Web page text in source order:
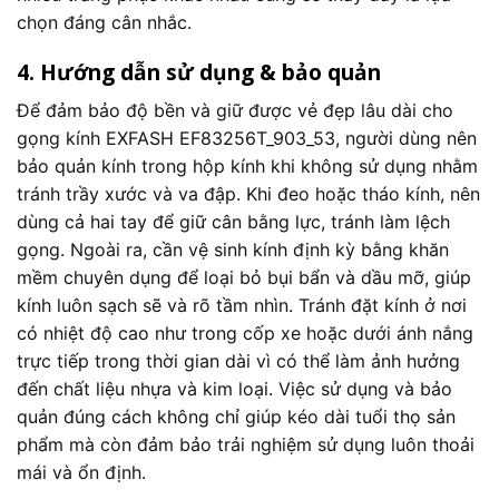
chọn đáng cân nhắc.
4. Hướng dẫn sử dụng & bảo quản
Để đảm bảo độ bền và giữ được vẻ đẹp lâu dài cho
gọng kính EXFASH EF83256T_903_53, người dùng nên
bảo quản kính trong hộp kính khi không sử dụng nhằm
tránh trầy xước và va đập. Khi đeo hoặc tháo kính, nên
dùng cả hai tay để giữ cân bằng lực, tránh làm lệch
gọng. Ngoài ra, cần vệ sinh kính định kỳ bằng khăn
mềm chuyên dụng để loại bỏ bụi bẩn và dầu mỡ, giúp
kính luôn sạch sẽ và rõ tầm nhìn. Tránh đặt kính ở nơi
có nhiệt độ cao như trong cốp xe hoặc dưới ánh nắng
trực tiếp trong thời gian dài vì có thể làm ảnh hưởng
đến chất liệu nhựa và kim loại. Việc sử dụng và bảo
quản đúng cách không chỉ giúp kéo dài tuổi thọ sản
phẩm mà còn đảm bảo trải nghiệm sử dụng luôn thoải
mái và ổn định.